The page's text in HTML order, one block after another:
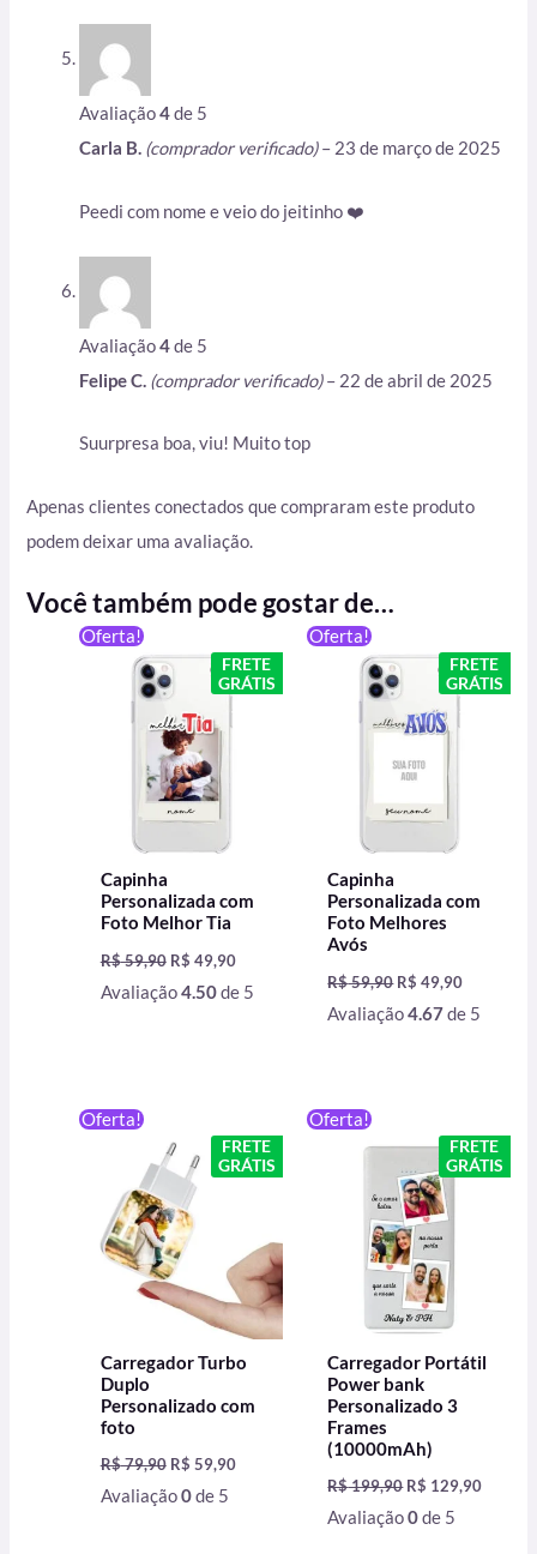
Avaliação4de 5
Carla B. (comprador verificado) – 23 de março de 2025
Peedi com nome e veio do jeitinho ❤️
Avaliação4de 5
Felipe C. (comprador verificado) – 22 de abril de 2025
Suurpresa boa, viu! Muito top
Apenas clientes conectados que compraram este produto
podem deixar uma avaliação.
Você também pode gostar de…
Oferta!
FRETE
GRÁTIS
Capinha
Personalizada com
Foto Melhor Tia
R$59,90
original
era:
R$ 59,90.
R$ 49,90
preço
atual
é:
Avaliação4.50de 5
Oferta!
FRETE
GRÁTIS
Capinha
Personalizada com
Foto Melhores
Avós
R$59,90
original
era:
R$ 59,90.
R$ 49,90
preço
atual
é:
Avaliação4.67de 5
Oferta!
FRETE
GRÁTIS
Carregador Turbo
Duplo
Personalizado com
foto
R$79,90
original
era:
R$ 79,90.
R$ 59,90
preço
atual
é:
Avaliação0de 5
Oferta!
FRETE
GRÁTIS
Carregador Portátil
Power bank
Personalizado 3
Frames
(10000mAh)
R$199,90
preço
original
era:
R$ 199,90.
R$ 129,90
preço
atual
é:
Avaliação0de 5